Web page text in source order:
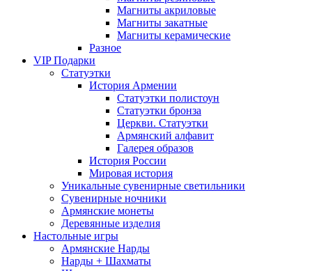
Магниты акриловые
Магниты закатные
Магниты керамические
Разное
VIP Подарки
Статуэтки
История Армении
Статуэтки полистоун
Статуэтки бронза
Церкви. Статуэтки
Армянский алфавит
Галерея образов
История России
Мировая история
Уникальные сувенирные светильники
Сувенирные ночники
Армянские монеты
Деревянные изделия
Настольные игры
Армянские Нарды
Нарды + Шахматы